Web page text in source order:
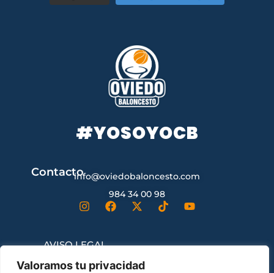
Valoramos tu privacidad
#YOSOYOCB
Contactoinfo@oviedobaloncesto.com
984 34 00 98
AVISO LEGAL